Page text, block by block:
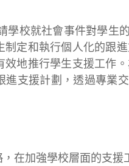
校就社會事件對學生
定和執行個人化的跟
地推行學生支援工作
支援計劃，透過專業
加強學校層面的支援